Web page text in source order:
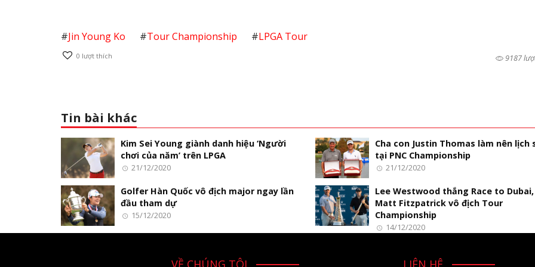
#Jin Young Ko #Tour Championship #LPGA Tour
0 lượt thích 9187
Tin bài khác
Kim Sei Young giành danh hiệu ‘Người
chơi của năm’ trên LPGA
21/12/2020
Cha con Justin Thomas làm nên lịch
tại PNC Championship
21/12/2020
Golfer Hàn Quốc vô địch major ngay lần
đầu tham dự
15/12/2020
Lee Westwood thắng Race to Dubai,
Matt Fitzpatrick vô địch Tour
Championship
14/12/2020
VỀ CHÚNG TÔI LIÊN HỆ